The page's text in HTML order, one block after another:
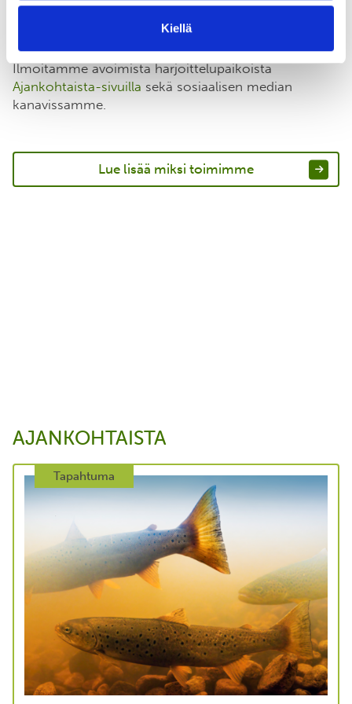
Kiellä
puolesta. Harjoittelijoillemme maksetaan aina
Ilmoitamme avoimista harjoittelupaikoista
Ajankohtaista-sivuilla sekä sosiaalisen median
kanavissamme.
Lue lisää miksi toimimme
AJANKOHTAISTA
Tapahtuma